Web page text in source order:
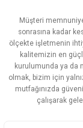
Ürün resmi
Ürün
Ürün
Ürün fiyatı
Bu ürüne
Müşteri
sonrasına kadar
ölçekte işletmenin
kalitemizin en
kurulumunda ya da
olmak, bizim için
mutfağınızda
çalışarak